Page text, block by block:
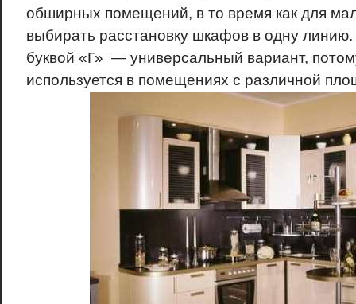
обширных помещений, в то время как для
выбирать расстановку шкафов в одну линию.
буквой «Г» — универсальный вариант,
используется в помещениях с различной